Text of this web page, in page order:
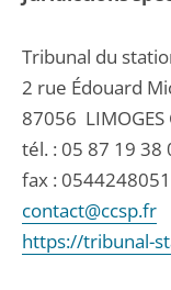
Tribunal du
2 rue Édouard
87056
tél. : 05 87 19 38
fax : 0544248051
contact@ccsp.fr
https://tribunal-